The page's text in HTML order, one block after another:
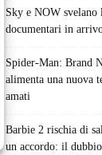
Sky e NOW
documentari in
Spider-Man: Brand
alimenta una nuova
amati
Barbie 2 rischia di
un accordo: il